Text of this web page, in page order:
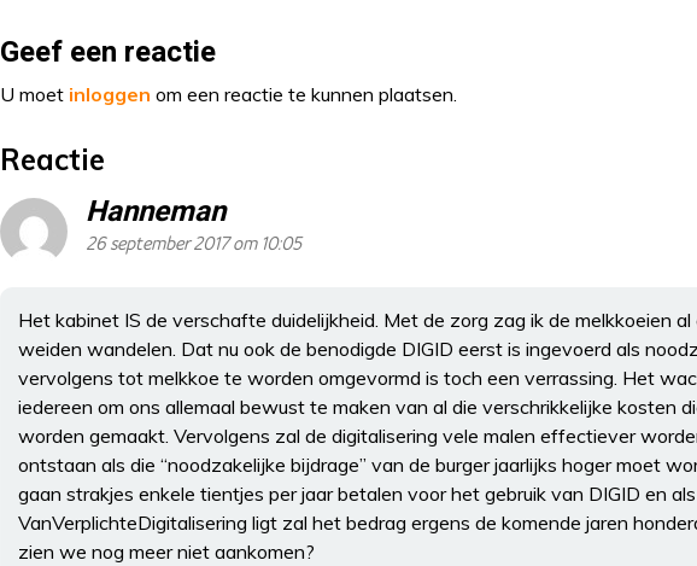
Geef een reactie
U moet inloggen om een reactie te kunnen plaatsen.
Reactie
Hanneman
26 september 2017 om 10:05
Het kabinet IS de verschafte duidelijkheid. Met de zorg zag ik de melkkoeien
weiden wandelen. Dat nu ook de benodigde DIGID eerst is ingevoerd als
vervolgens tot melkkoe te worden omgevormd is toch een verrassing. Het
iedereen om ons allemaal bewust te maken van al die verschrikkelijke kosten
worden gemaakt. Vervolgens zal de digitalisering vele malen effectiever
ontstaan als die “noodzakelijke bijdrage” van de burger jaarlijks hoger moet
gaan strakjes enkele tientjes per jaar betalen voor het gebruik van DIGID en
VanVerplichteDigitalisering ligt zal het bedrag ergens de komende jaren
zien we nog meer niet aankomen?